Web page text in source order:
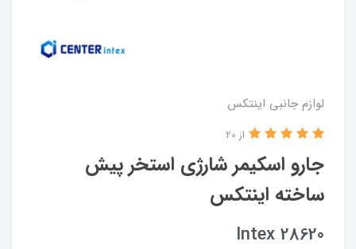
لوازم جانبی اینتکس
جارو اسکیمر شارژی استخر پیش
ساخته اینتکس
از 20
Intex 28620